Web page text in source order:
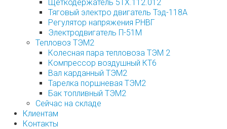
Щёткодержатель 5ТХ.112.012
Тяговый электро двигатель Тэд-118А
Регулятор напряжения РНВГ
Электродвигатель П-51М
Тепловоз ТЭМ2
Колесная пара тепловоза ТЭМ 2
Компрессор воздушный КТ6
Вал карданный ТЭМ2
Тарелка поршневая ТЭМ2
Бак топливный ТЭМ2
Сейчас на складе
Клиентам
Контакты